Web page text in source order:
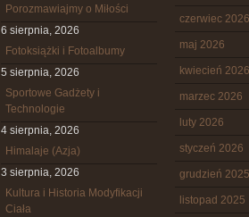
Porozmawiajmy o Miłości
6 sierpnia, 2026
Fotoksiążki i Fotoalbumy
5 sierpnia, 2026
Sportowe Gadżety i
Technologie
4 sierpnia, 2026
Himalaje (Azja)
3 sierpnia, 2026
Kultura i Historia Modyfikacji
Ciała
czerwiec 2026
maj 2026
kwiecień 2026
marzec 2026
luty 2026
styczeń 2026
grudzień 2025
listopad 2025